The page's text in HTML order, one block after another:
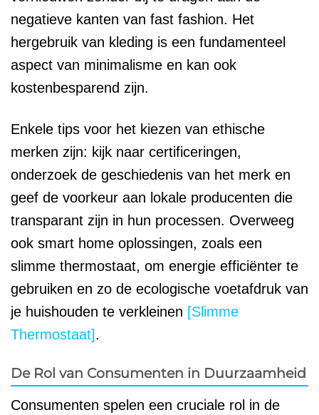
negatieve kanten van fast fashion. Het
hergebruik van kleding is een fundamenteel
aspect van minimalisme en kan ook
kostenbesparend zijn.
Enkele tips voor het kiezen van ethische
merken zijn: kijk naar certificeringen,
onderzoek de geschiedenis van het merk en
geef de voorkeur aan lokale producenten die
transparant zijn in hun processen. Overweeg
ook smart home oplossingen, zoals een
slimme thermostaat, om energie efficiënter te
gebruiken en zo de ecologische voetafdruk van
je huishouden te verkleinen [Slimme
Thermostaat].
De Rol van Consumenten in Duurzaamheid
Consumenten spelen een cruciale rol in de